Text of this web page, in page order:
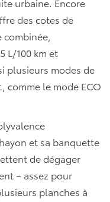
urbaine. Encore
des cotes de
L/100 km et
plusieurs modes de
comme le mode ECO
et sa banquette
de dégager
– assez pour
planches à